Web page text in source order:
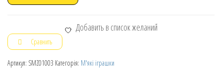
Добавить в список желаний
Сравнить
Артикул: SMZ01003 Категорія: М'які іграшки